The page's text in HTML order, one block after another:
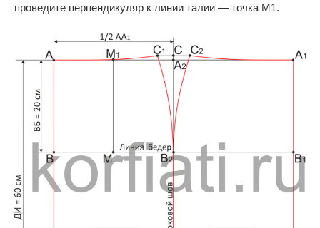
проведите перпендикуляр к линии талии — точка М1.